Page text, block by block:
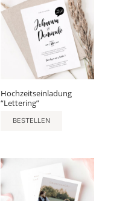
Hochzeitseinladung
“Lettering”
BESTELLEN